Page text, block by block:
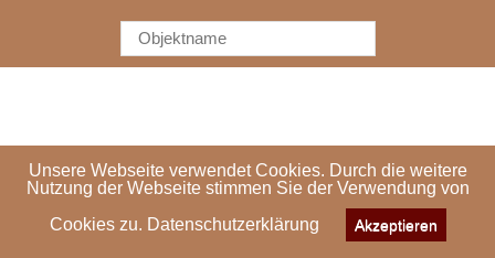
Unsere Webseite verwendet Cookies. Durch die weitere
Nutzung der Webseite stimmen Sie der Verwendung von
Cookies zu. Datenschutzerklärung Akzeptieren